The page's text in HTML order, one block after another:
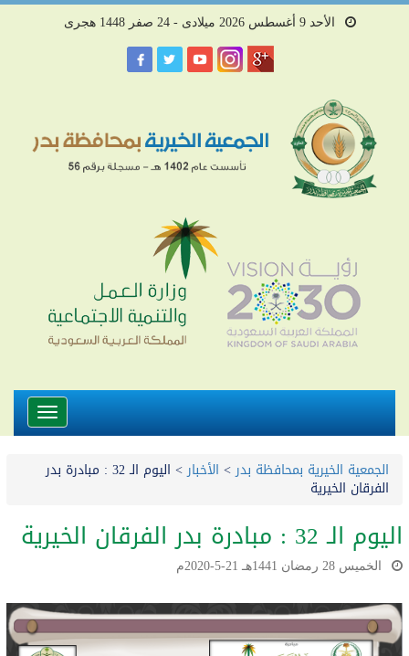
الأحد 9 أغسطس 2026 ميلادى - 24 صفر 1448 هجرى
Toggle
الجمعية الخيرية بمحافظة بدر> الأخبار> اليوم الـ 32 : مبادرة بدر
الفرقان الخيرية
اليوم الـ 32 : مبادرة بدر الفرقان الخيرية
الخميس 28 رمضان 1441هـ 21-5-2020م